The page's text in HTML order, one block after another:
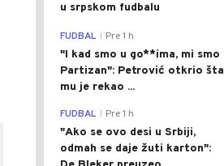
u srpskom fudbalu
FUDBAL Pre 1 h
"I kad smo u go**ima, mi smo
Partizan": Petrović otkrio šta
mu je rekao ...
FUDBAL Pre 1 h
"Ako se ovo desi u Srbiji,
odmah se daje žuti karton":